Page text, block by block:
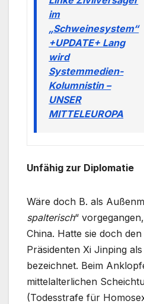
im
„Schweinesystem“
+UPDATE+ Lang
wird
Systemmedien-
Kolumnistin –
UNSER
MITTELEUROPA
Unfähig zur Diplomatie
Wäre doch B. als
spalterisch“
China. Hatte sie doch
Präsidenten Xi Jinping als
bezeichnet. Beim
mittelalterlichen
(Todesstrafe für